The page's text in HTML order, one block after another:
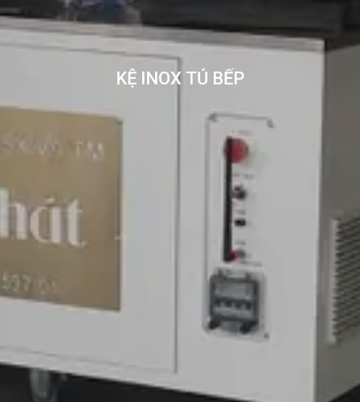
KỆ INOX TỦ BẾP